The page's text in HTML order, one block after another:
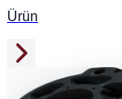
Ürün